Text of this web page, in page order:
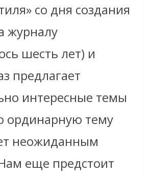
со дня создания
журналу
шесть лет) и
предлагает
интересные темы
ординарную тему
неожиданным
еще предстоит